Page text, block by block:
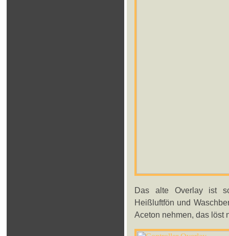
Das alte Overlay ist
Heißluftfön und
Aceton nehmen, das löst